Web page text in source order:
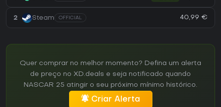
2 Steam OFFICIAL 40,99 €
Quer comprar no melhor momento? Defina um alerta
de preço no XD.deals e seja notificado quando
NASCAR 25 atingir o seu próximo mínimo histórico.
Criar Alerta